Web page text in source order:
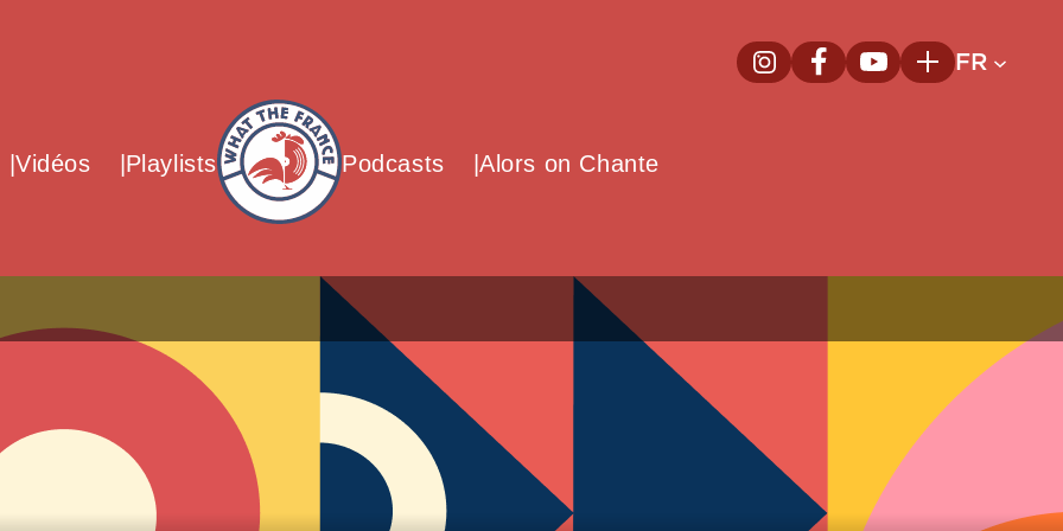
InstagramNouvelle fenêtre
FacebookNouvelle fenêtre
YoutubeNouvelle
PlusFR
Vidéos Playlists
What The France – Back to homepage
Podcasts Alors on Chante